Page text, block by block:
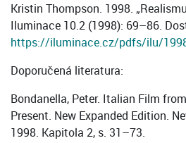
Kristin Thompson. 1998.
Iluminace 10.2 (1998): 69–86.
https://iluminace.cz/pdfs/ilu/
Doporučená literatura:
Bondanella, Peter. Italian Film
Present. New Expanded Edition.
1998. Kapitola 2, s. 31–73.